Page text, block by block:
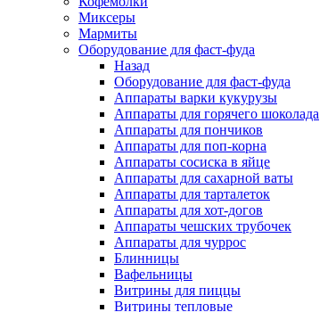
Миксеры
Мармиты
Оборудование для фаст-фуда
Назад
Оборудование для фаст-фуда
Аппараты варки кукурузы
Аппараты для горячего шоколада
Аппараты для пончиков
Аппараты для поп-корна
Аппараты сосиска в яйце
Аппараты для сахарной ваты
Аппараты для тарталеток
Аппараты для хот-догов
Аппараты чешских трубочек
Аппараты для чуррос
Блинницы
Вафельницы
Витрины для пиццы
Витрины тепловые